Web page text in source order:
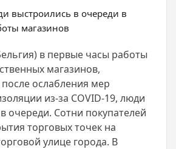
в первые часы работы
магазинов,
ослабления мер
из-за COVID-19, люди
очереди. Сотни покупателей
торговых точек на
улице города. В